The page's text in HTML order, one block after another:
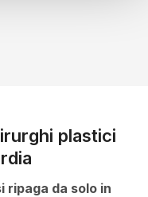
plastici
ripaga da solo in